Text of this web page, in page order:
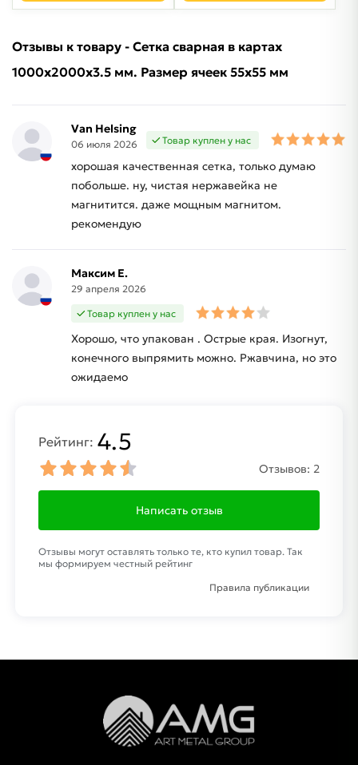
Отзывы к товару - Сетка сварная в картах
1000х2000х3.5 мм. Размер ячеек 55х55 мм
Van Helsing
06 июля 2026 Товар куплен у нас
хорошая качественная сетка, только думаю
побольше. ну, чистая нержавейка не
магнитится. даже мощным магнитом.
рекомендую
Максим Е.
29 апреля 2026
Товар куплен у нас
Хорошо, что упакован . Острые края. Изогнут,
конечного выпрямить можно. Ржавчина, но это
ожидаемо
Рейтинг: 4.5
Отзывов: 2
Написать отзыв
Отзывы могут оставлять только те, кто купил товар. Так
мы формируем честный рейтинг
Правила публикации